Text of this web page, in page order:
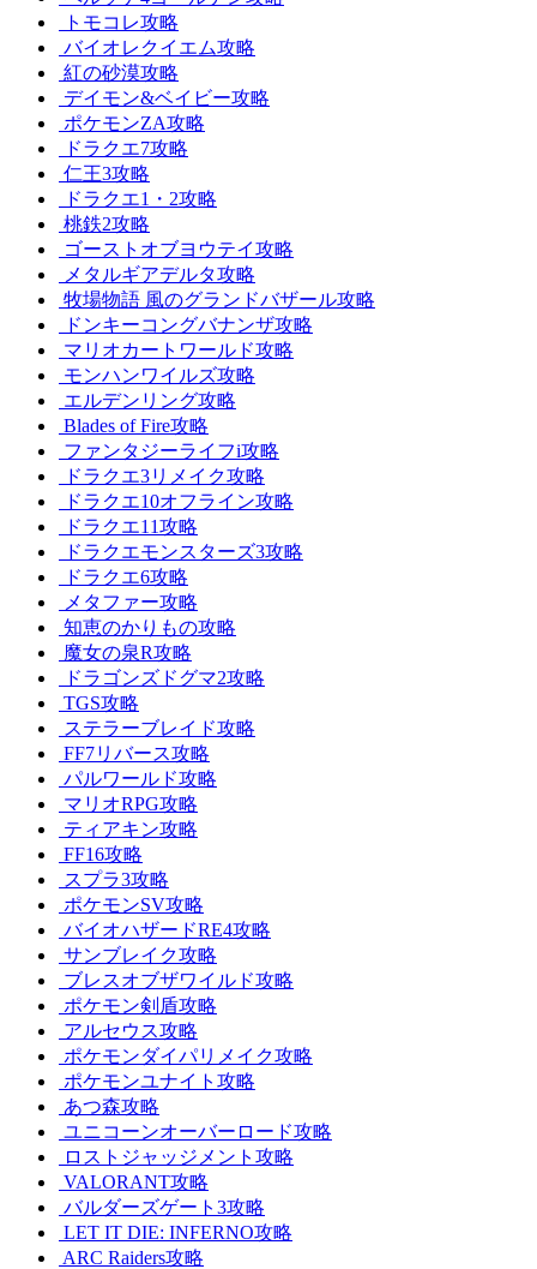
トモコレ攻略
バイオレクイエム攻略
紅の砂漠攻略
デイモン&ベイビー攻略
ポケモンZA攻略
ドラクエ7攻略
仁王3攻略
ドラクエ1・2攻略
桃鉄2攻略
ゴーストオブヨウテイ攻略
メタルギアデルタ攻略
牧場物語 風のグランドバザール攻略
ドンキーコングバナンザ攻略
マリオカートワールド攻略
モンハンワイルズ攻略
エルデンリング攻略
Blades of Fire攻略
ファンタジーライフi攻略
ドラクエ3リメイク攻略
ドラクエ10オフライン攻略
ドラクエ11攻略
ドラクエモンスターズ3攻略
ドラクエ6攻略
メタファー攻略
知恵のかりもの攻略
魔女の泉R攻略
ドラゴンズドグマ2攻略
TGS攻略
ステラーブレイド攻略
FF7リバース攻略
パルワールド攻略
マリオRPG攻略
ティアキン攻略
FF16攻略
スプラ3攻略
ポケモンSV攻略
バイオハザードRE4攻略
サンブレイク攻略
ブレスオブザワイルド攻略
ポケモン剣盾攻略
アルセウス攻略
ポケモンダイパリメイク攻略
ポケモンユナイト攻略
あつ森攻略
ユニコーンオーバーロード攻略
ロストジャッジメント攻略
VALORANT攻略
バルダーズゲート3攻略
LET IT DIE: INFERNO攻略
ARC Raiders攻略